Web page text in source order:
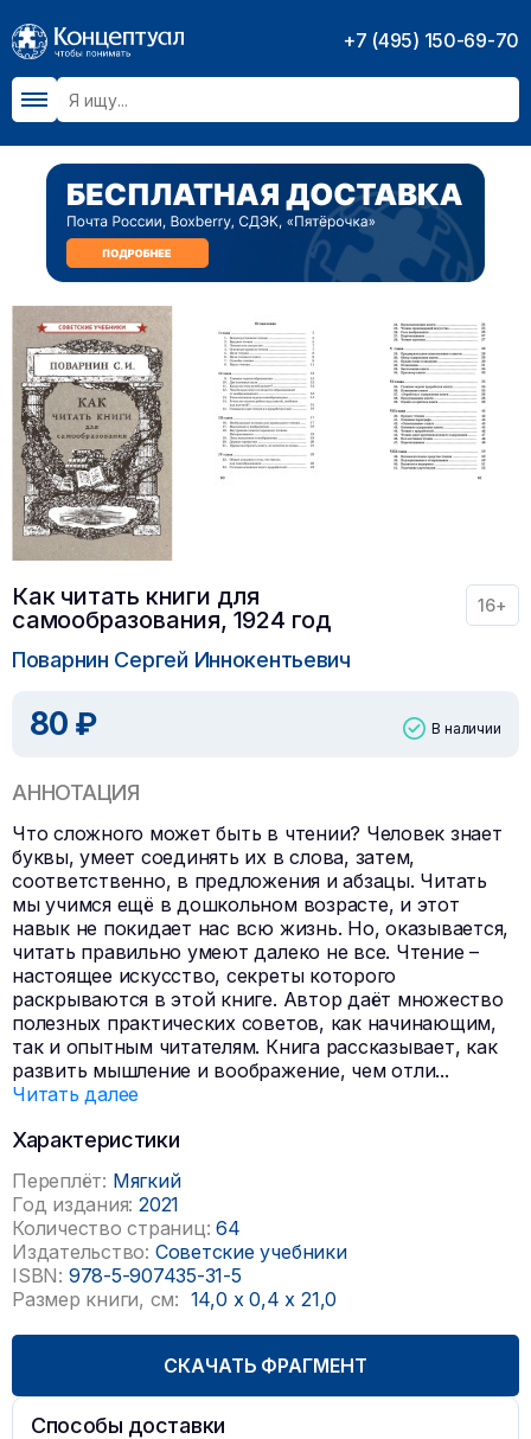
+7 (495) 150-69-70
Как читать книги для
самообразования, 1924 год
16+
Поварнин Сергей Иннокентьевич
80 ₽ В наличии
АННОТАЦИЯ
Что сложного может быть в чтении? Человек знает
буквы, умеет соединять их в слова, затем,
соответственно, в предложения и абзацы. Читать
мы учимся ещё в дошкольном возрасте, и этот
навык не покидает нас всю жизнь. Но, оказывается,
читать правильно умеют далеко не все. Чтение –
настоящее искусство, секреты которого
раскрываются в этой книге. Автор даёт множество
полезных практических советов, как начинающим,
так и опытным читателям. Книга рассказывает, как
развить мышление и воображение, чем отли...
Читать далее
Характеристики
Переплёт: Мягкий
Год издания: 2021
Количество страниц: 64
Издательство: Советские учебники
ISBN: 978-5-907435-31-5
Размер книги, см: 14,0 x 0,4 x 21,0
СКАЧАТЬ ФРАГМЕНТ
Способы доставки